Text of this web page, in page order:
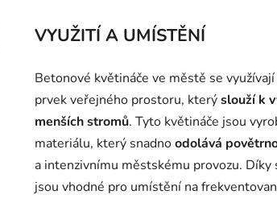
VYUŽITÍ A UMÍSTĚNÍ
Betonové květináče ve městě se
prvek veřejného prostoru, kterýslouží k
menších stromů. Tyto květináče jsou
materiálu, který snadnoodolává
a intenzivnímu městskému provozu.
jsou vhodné pro umístění na